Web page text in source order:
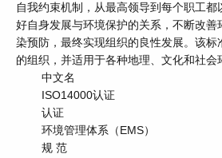
自我约束机制，从最高领导到每个职工
好自身发展与环境保护的关系，不断改
染预防，最终实现组织的良性发展。该
的组织，并适用于各种地理、文化和社会
中文名
ISO14000认证
认证
环境管理体系（EMS）
规 范